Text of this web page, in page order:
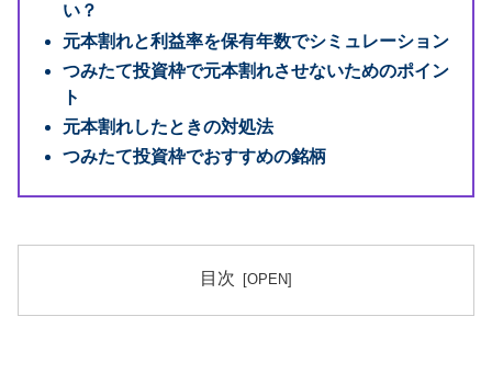
い？
元本割れと利益率を保有年数でシミュレーション
つみたて投資枠で元本割れさせないためのポイン
ト
元本割れしたときの対処法
つみたて投資枠でおすすめの銘柄
目次